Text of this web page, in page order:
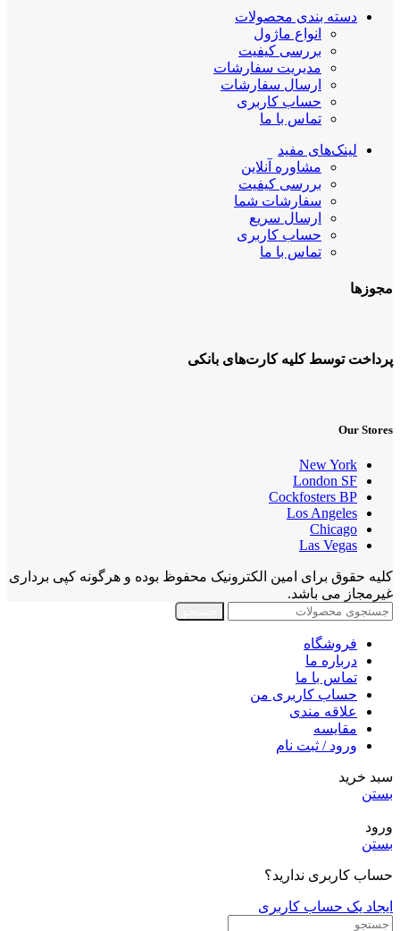
دسته بندی محصولات
انواع ماژول
بررسی کیفیت
مدیریت سفارشات
ارسال سفارشات
حساب کاربری
تماس با ما
لینک‌های مفید
مشاوره آنلاین
بررسی کیفیت
سفارشات شما
ارسال سریع
حساب کاربری
تماس با ما
مجوزها
پرداخت توسط کلیه کارت‌های بانکی
Our Stores
New York
London SF
Cockfosters BP
Los Angeles
Chicago
Las Vegas
کلیه حقوق برای امین الکترونیک محفوظ بوده و هرگونه کپی برداری
غیرمجاز می باشد.
فروشگاه
درباره ما
تماس با ما
حساب کاربری من
علاقه مندی
مقايسه
ورود / ثبت نام
سبد خرید
بستن
ورود
بستن
حساب کاربری ندارید؟
ایجاد یک حساب کاربری